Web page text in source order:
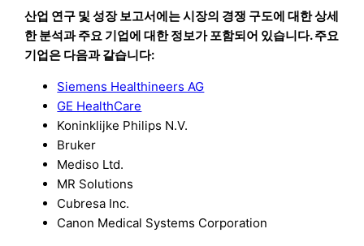
산업 연구 및 성장 보고서에는 시장의 경쟁 구도에 대한 상세
한 분석과 주요 기업에 대한 정보가 포함되어 있습니다. 주요
기업은 다음과 같습니다:
Siemens Healthineers AG
GE HealthCare
Koninklijke Philips N.V.
Bruker
Mediso Ltd.
MR Solutions
Cubresa Inc.
Canon Medical Systems Corporation